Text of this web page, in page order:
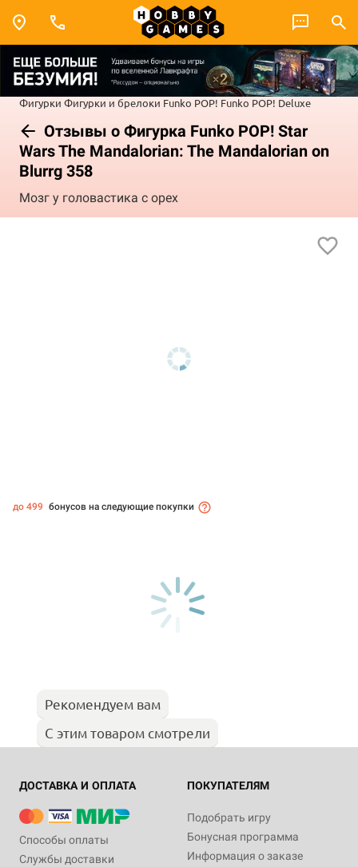
Фигурки Фигурки и брелоки Funko POP! Funko POP! Deluxe
Отзывы о Фигурка Funko POP! Star
Wars The Mandalorian: The Mandalorian on
Blurrg 358
Мозг у головастика с орех
до 499 бонусов на следующие покупки
Рекомендуем вам
С этим товаром смотрели
ДОСТАВКА И ОПЛАТА
Способы оплаты
Службы доставки
ПОКУПАТЕЛЯМ
Подобрать игру
Бонусная программа
Информация о заказе